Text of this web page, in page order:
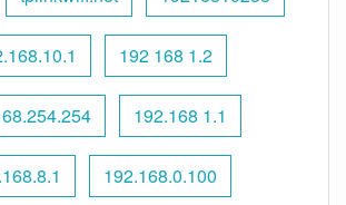
192 168 1.2
192.168 1.1
192.168.0.100